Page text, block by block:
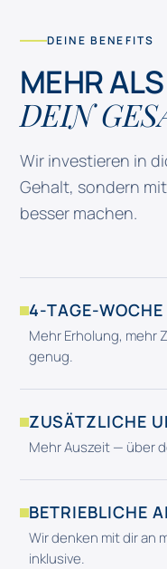
DEINE BENEFITS
MEHR
DEIN
Wir investieren in
Gehalt, sondern
besser machen.
4-TAGE-WOCHE
Mehr Erholung, mehr
genug.
ZUSÄTZLICHE
Mehr Auszeit — über
BETRIEBLICHE
Wir denken mit dir an
inklusive.